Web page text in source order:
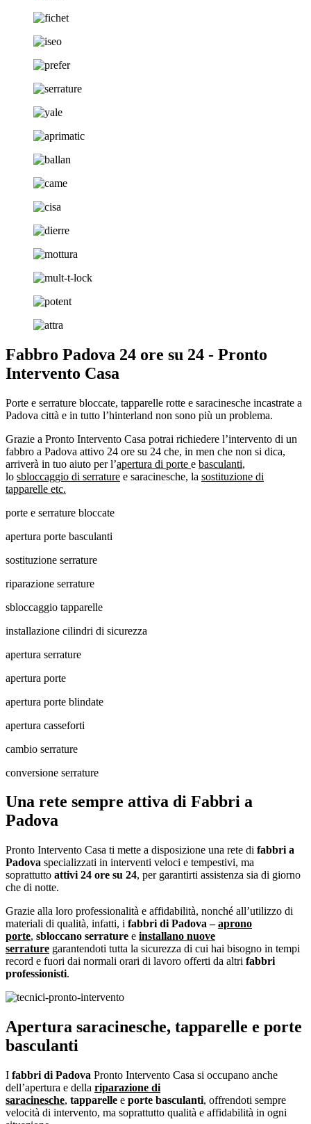
Fabbro Padova 24 ore su 24 - Pronto
Intervento Casa
Porte e serrature bloccate, tapparelle rotte e saracinesche incastrate a
Padova città e in tutto l’hinterland non sono più un problema.
Grazie a Pronto Intervento Casa potrai richiedere l’intervento di un
fabbro a Padova attivo 24 ore su 24 che, in men che non si dica,
arriverà in tuo aiuto per l’apertura di porte e basculanti,
lo sbloccaggio di serrature e saracinesche, la sostituzione di
tapparelle etc.
porte e serrature bloccate
apertura porte basculanti
sostituzione serrature
riparazione serrature
sbloccaggio tapparelle
installazione cilindri di sicurezza
apertura serrature
apertura porte
apertura porte blindate
apertura casseforti
cambio serrature
conversione serrature
Una rete sempre attiva di Fabbri a
Padova
Pronto Intervento Casa ti mette a disposizione una rete di fabbri a
Padova specializzati in interventi veloci e tempestivi, ma
soprattutto attivi 24 ore su 24, per garantirti assistenza sia di giorno
che di notte.
Grazie alla loro professionalità e affidabilità, nonché all’utilizzo di
materiali di qualità, infatti, i fabbri di Padova – aprono
porte, sbloccano serrature e installano nuove
serrature garantendoti tutta la sicurezza di cui hai bisogno in tempi
record e fuori dai normali orari di lavoro offerti da altri fabbri
professionisti.
Apertura saracinesche, tapparelle e porte
basculanti
I fabbri di Padova Pronto Intervento Casa si occupano anche
dell’apertura e della riparazione di
saracinesche, tapparelle e porte basculanti, offrendoti sempre
velocità di intervento, ma soprattutto qualità e affidabilità in ogni